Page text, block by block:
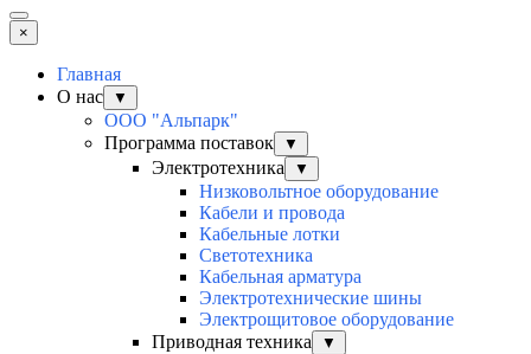
×
Главная
О нас
▼
ООО "Альпарк"
Программа поставок
▼
Электротехника ▼
Низковольтное оборудование
Кабели и провода
Кабельные лотки
Светотехника
Кабельная арматура
Электротехнические шины
Электрощитовое оборудование
Приводная техника
▼